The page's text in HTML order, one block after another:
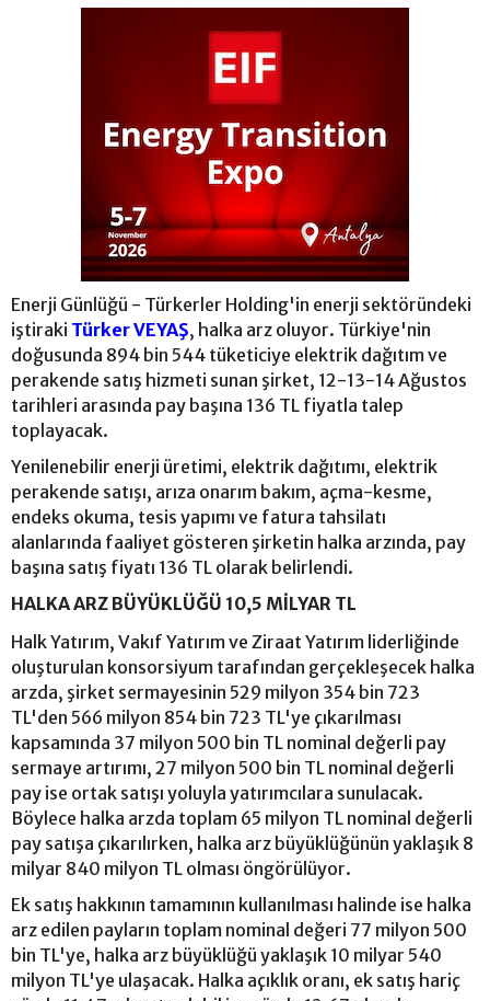
Enerji Günlüğü - Türkerler Holding'in enerji sektöründeki
iştiraki Türker VEYAŞ, halka arz oluyor. Türkiye'nin
doğusunda 894 bin 544 tüketiciye elektrik dağıtım ve
perakende satış hizmeti sunan şirket, 12-13-14 Ağustos
tarihleri arasında pay başına 136 TL fiyatla talep
toplayacak.
Yenilenebilir enerji üretimi, elektrik dağıtımı, elektrik
perakende satışı, arıza onarım bakım, açma-kesme,
endeks okuma, tesis yapımı ve fatura tahsilatı
alanlarında faaliyet gösteren şirketin halka arzında, pay
başına satış fiyatı 136 TL olarak belirlendi.
HALKA ARZ BÜYÜKLÜĞÜ 10,5 MİLYAR TL
Halk Yatırım, Vakıf Yatırım ve Ziraat Yatırım liderliğinde
oluşturulan konsorsiyum tarafından gerçekleşecek halka
arzda, şirket sermayesinin 529 milyon 354 bin 723
TL'den 566 milyon 854 bin 723 TL'ye çıkarılması
kapsamında 37 milyon 500 bin TL nominal değerli pay
sermaye artırımı, 27 milyon 500 bin TL nominal değerli
pay ise ortak satışı yoluyla yatırımcılara sunulacak.
Böylece halka arzda toplam 65 milyon TL nominal değerli
pay satışa çıkarılırken, halka arz büyüklüğünün yaklaşık 8
milyar 840 milyon TL olması öngörülüyor.
Ek satış hakkının tamamının kullanılması halinde ise halka
arz edilen payların toplam nominal değeri 77 milyon 500
bin TL'ye, halka arz büyüklüğü yaklaşık 10 milyar 540
milyon TL'ye ulaşacak. Halka açıklık oranı, ek satış hariç